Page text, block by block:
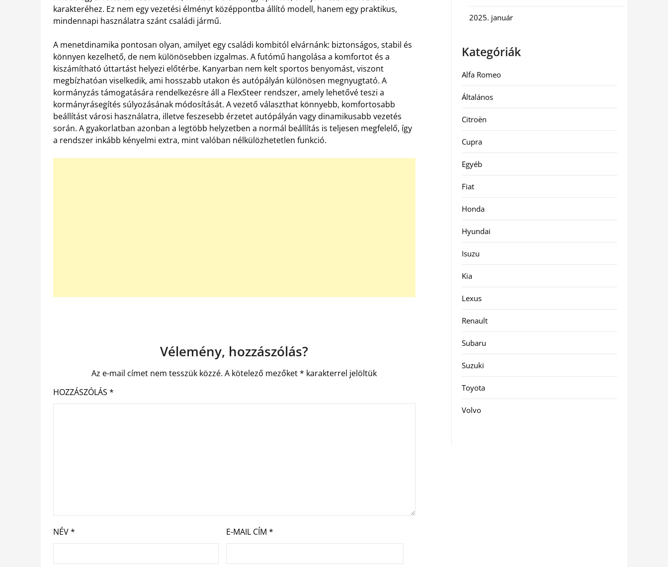
karakteréhez. Ez nem egy vezetési élményt középpontba állító modell, hanem egy praktikus,
mindennapi használatra szánt családi jármű.
A menetdinamika pontosan olyan, amilyet egy családi kombitól elvárnánk: biztonságos, stabil és
könnyen kezelhető, de nem különösebben izgalmas. A futómű hangolása a komfortot és a
kiszámítható úttartást helyezi előtérbe. Kanyarban nem kelt sportos benyomást, viszont
megbízhatóan viselkedik, ami hosszabb utakon és autópályán különösen megnyugtató. A
kormányzás támogatására rendelkezésre áll a FlexSteer rendszer, amely lehetővé teszi a
kormányrásegítés súlyozásának módosítását. A vezető választhat könnyebb, komfortosabb
beállítást városi használatra, illetve feszesebb érzetet autópályán vagy dinamikusabb vezetés
során. A gyakorlatban azonban a legtöbb helyzetben a normál beállítás is teljesen megfelelő, így
a rendszer inkább kényelmi extra, mint valóban nélkülözhetetlen funkció.
Vélemény, hozzászólás?
Az e-mail címet nem tesszük közzé. A kötelező mezőket* karakterrel jelöltük
HOZZÁSZÓLÁS *
NÉV* E-MAIL CÍM *
2025. január
Kategóriák
Alfa Romeo
Általános
Citroën
Cupra
Egyéb
Fiat
Honda
Hyundai
Isuzu
Kia
Lexus
Renault
Subaru
Suzuki
Toyota
Volvo